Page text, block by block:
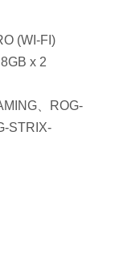
(WI-FI)
x 2
、ROG-
STRIX-